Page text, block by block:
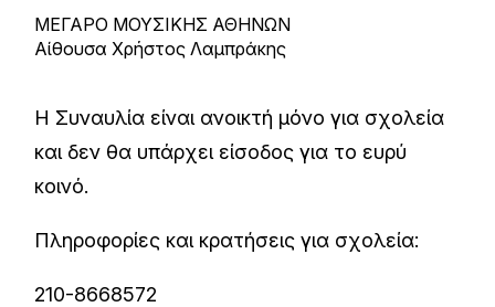
ΜΕΓΑΡΟ ΜΟΥΣΙΚΗΣ ΑΘΗΝΩΝ
Αίθουσα Χρήστος Λαμπράκης
Η Συναυλία είναι ανοικτή μόνο για σχολεία
και δεν θα υπάρχει είσοδος για το ευρύ
κοινό.
Πληροφορίες και κρατήσεις για σχολεία:
210-8668572